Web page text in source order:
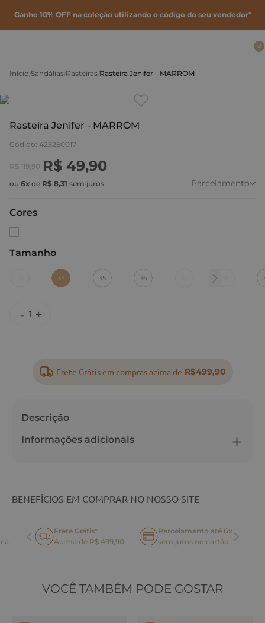
Ganhe 10% OFF na coleção utilizando o código do seu vendedor*
0
Sandálias Rasteiras Rasteira Jenifer - MARROM
Rasteira Jenifer - MARROM
Código: 423250017
R$ 119,90 R$ 49,90
ou 6x de R$ 8,31 sem juros Parcelamento
Cores
Tamanho
34 35 36
Frete Grátis em compras acima de R$499,90
Descrição
Informações adicionais
BENEFÍCIOS EM COMPRAR NO NOSSO SITE
Frete Grátis*
Acima de R$ 499,90
Parcelamento até 6x
sem juros no cartão
VOCÊ TAMBÉM PODE GOSTAR